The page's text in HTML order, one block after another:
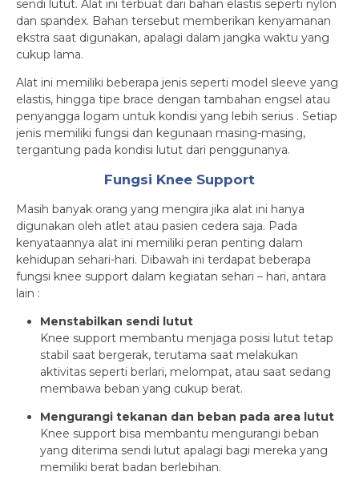
sendi lutut. Alat ini terbuat dari bahan elastis seperti nylon
dan spandex. Bahan tersebut memberikan kenyamanan
ekstra saat digunakan, apalagi dalam jangka waktu yang
cukup lama.
Alat ini memiliki beberapa jenis seperti model sleeve yang
elastis, hingga tipe brace dengan tambahan engsel atau
penyangga logam untuk kondisi yang lebih serius . Setiap
jenis memiliki fungsi dan kegunaan masing-masing,
tergantung pada kondisi lutut dari penggunanya.
Fungsi Knee Support
Masih banyak orang yang mengira jika alat ini hanya
digunakan oleh atlet atau pasien cedera saja. Pada
kenyataannya alat ini memiliki peran penting dalam
kehidupan sehari-hari. Dibawah ini terdapat beberapa
fungsi knee support dalam kegiatan sehari – hari, antara
lain :
Menstabilkan sendi lutut
Knee support membantu menjaga posisi lutut tetap
stabil saat bergerak, terutama saat melakukan
aktivitas seperti berlari, melompat, atau saat sedang
membawa beban yang cukup berat.
Mengurangi tekanan dan beban pada area lutut
Knee support bisa membantu mengurangi beban
yang diterima sendi lutut apalagi bagi mereka yang
memiliki berat badan berlebihan.